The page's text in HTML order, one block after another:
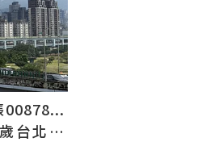
00878...
台北人